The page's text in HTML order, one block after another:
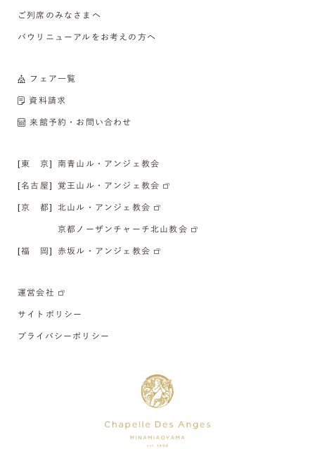
ご列席のみなさまへ
バウリニューアルをお考えの方へ
フェア一覧
資料請求
来館予約・お問い合わせ
[東 京] 南青山ル・アンジェ教会
[名古屋] 覚王山ル・アンジェ教会
[京 都] 北山ル・アンジェ教会
京都ノーザンチャーチ北山教会
[福 岡] 赤坂ル・アンジェ教会
運営会社
サイトポリシー
プライバシーポリシー